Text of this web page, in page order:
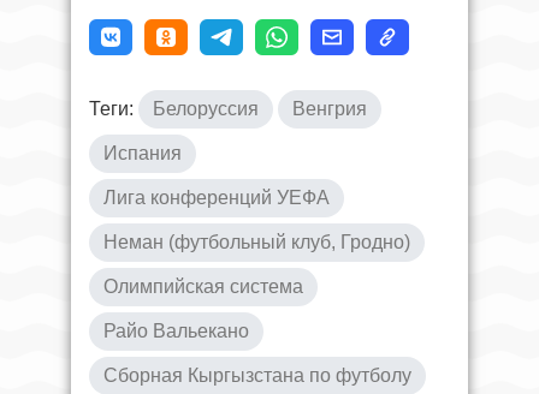
Теги: Белоруссия Венгрия
Испания
Лига конференций УЕФА
Неман (футбольный клуб, Гродно)
Олимпийская система
Райо Вальекано
Сборная Кыргызстана по футболу